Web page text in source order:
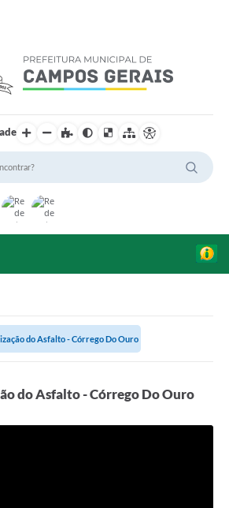
do Asfalto - Córrego Do Ouro
do Asfalto - Córrego Do Ouro